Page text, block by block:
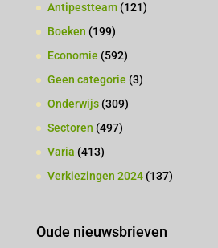
Antipestteam(121)
Boeken (199)
Economie (592)
Geen categorie (3)
Onderwijs(309)
Sectoren (497)
Varia (413)
Verkiezingen 2024(137)
Oude nieuwsbrieven